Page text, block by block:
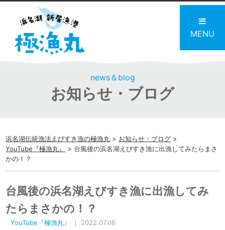
MENU
news＆blog
お知らせ・ブログ
浜名湖伝統漁法えびすき漁の極漁丸 > お知らせ・ブログ >
YouTube『極漁丸』
> 台風後の浜名湖えびすき漁に出漁してみたらまさ
かの！？
台風後の浜名湖えびすき漁に出漁してみ
たらまさかの！？
YouTube『極漁丸』 ｜ 2022.07.06